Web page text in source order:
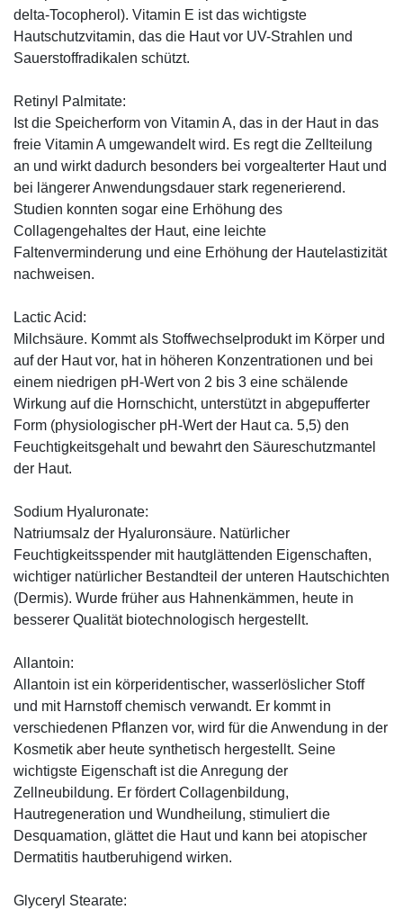
delta-Tocopherol). Vitamin E ist das wichtigste
Hautschutzvitamin, das die Haut vor UV-Strahlen und
Sauerstoffradikalen schützt.
Retinyl Palmitate:
Ist die Speicherform von Vitamin A, das in der Haut in das
freie Vitamin A umgewandelt wird. Es regt die Zellteilung
an und wirkt dadurch besonders bei vorgealterter Haut und
bei längerer Anwendungsdauer stark regenerierend.
Studien konnten sogar eine Erhöhung des
Collagengehaltes der Haut, eine leichte
Faltenverminderung und eine Erhöhung der Hautelastizität
nachweisen.
Lactic Acid:
Milchsäure. Kommt als Stoffwechselprodukt im Körper und
auf der Haut vor, hat in höheren Konzentrationen und bei
einem niedrigen pH-Wert von 2 bis 3 eine schälende
Wirkung auf die Hornschicht, unterstützt in abgepufferter
Form (physiologischer pH-Wert der Haut ca. 5,5) den
Feuchtigkeitsgehalt und bewahrt den Säureschutzmantel
der Haut.
Sodium Hyaluronate:
Natriumsalz der Hyaluronsäure. Natürlicher
Feuchtigkeitsspender mit hautglättenden Eigenschaften,
wichtiger natürlicher Bestandteil der unteren Hautschichten
(Dermis). Wurde früher aus Hahnenkämmen, heute in
besserer Qualität biotechnologisch hergestellt.
Allantoin:
Allantoin ist ein körperidentischer, wasserlöslicher Stoff
und mit Harnstoff chemisch verwandt. Er kommt in
verschiedenen Pflanzen vor, wird für die Anwendung in der
Kosmetik aber heute synthetisch hergestellt. Seine
wichtigste Eigenschaft ist die Anregung der
Zellneubildung. Er fördert Collagenbildung,
Hautregeneration und Wundheilung, stimuliert die
Desquamation, glättet die Haut und kann bei atopischer
Dermatitis hautberuhigend wirken.
Glyceryl Stearate: